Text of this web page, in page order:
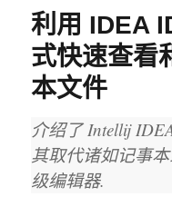
利用 IDEA
式快速查看
本文件
介绍了 Intellij
其取代诸如记事
级编辑器.